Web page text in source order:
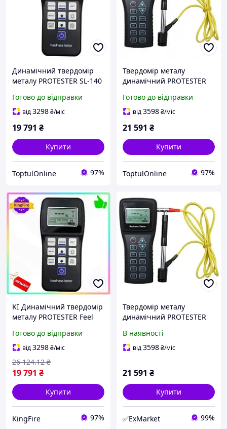
Динамічний твердомір
металу PROTESTER SL-140
Готово до відправки
від3298₴/міс
19 791 ₴
Купити
ToptulOnline 97%
Твердомір металу
динамічний PROTESTER
Готово до відправки
від3598₴/міс
21 591 ₴
Купити
ToptulOnline 97%
KI Динамічний твердомір
металу PROTESTER Feel
вимірювання твердості
сталі та сплавів прила
FIR41_R
Готово до відправки
від3298₴/міс
19 791 ₴
26 124.12 ₴
Купити
KingFire 97%
Твердомір металу
динамічний PROTESTER
В наявності
від3598₴/міс
21 591 ₴
Купити
✅ExMarket 99%